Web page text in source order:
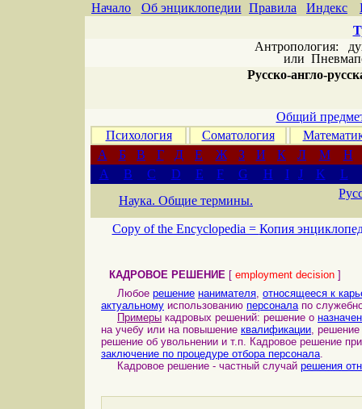
Начало Об энциклопедии Правила Индекс
Антропология:
или
Русско-англо-
Общий
Психология
Соматология
А
Б В Г Д Е Ж З И К Л М
Н
A
B C D E F G H I J K
L
Наука. Общие термины.
Copy of the Encyclopedia = Копия
КАДРОВОЕ РЕШЕНИЕ [ employment decision ]
Любое решение нанимателя, относящееся к
актуальному использованию персоналапо
Примеры кадровых решений: решение о
на учебу или на повышение квалификации,
решение об увольнении и т.п. Кадровое решение
заключение по процедуре отбора персонала.
Кадровое решение - частный случай решения